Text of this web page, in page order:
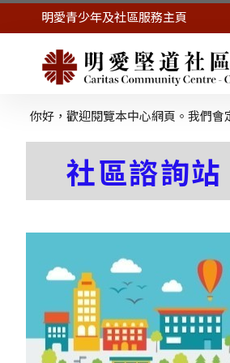
明愛青少年及社區服務主頁
你好，歡迎閱覽本中心網頁。我們
社區諮詢站